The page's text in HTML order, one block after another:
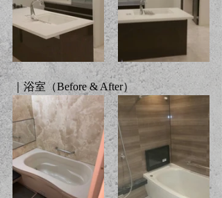
｜浴室（Before & After）